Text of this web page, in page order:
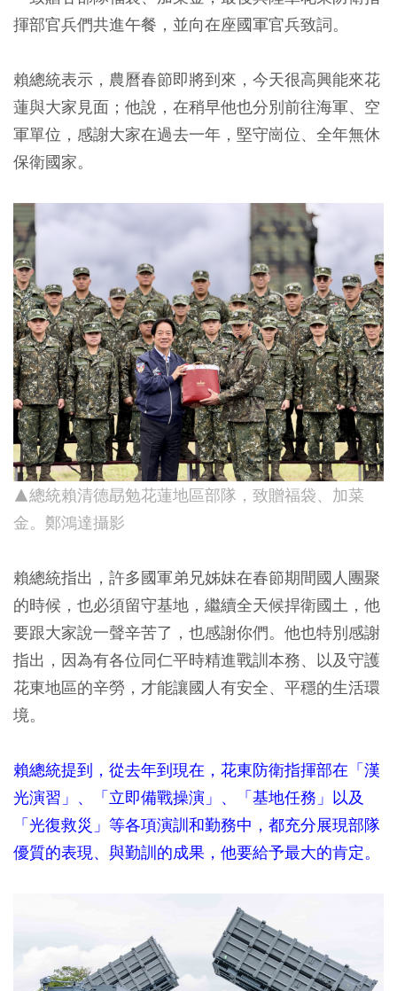
揮部官兵們共進午餐，並向在座國軍官兵致詞。
賴總統表示，農曆春節即將到來，今天很高興能來花
蓮與大家見面；他說，在稍早他也分別前往海軍、空
軍單位，感謝大家在過去一年，堅守崗位、全年無休
保衛國家。
▲總統賴清德勗勉花蓮地區部隊，致贈福袋、加菜
金。鄭鴻達攝影
賴總統指出，許多國軍弟兄姊妹在春節期間國人團聚
的時候，也必須留守基地，繼續全天候捍衛國土，他
要跟大家說一聲辛苦了，也感謝你們。他也特別感謝
指出，因為有各位同仁平時精進戰訓本務、以及守護
花東地區的辛勞，才能讓國人有安全、平穩的生活環
境。
賴總統提到，從去年到現在，花東防衛指揮部在「漢
光演習」、「立即備戰操演」、「基地任務」以及
「光復救災」等各項演訓和勤務中，都充分展現部隊
優質的表現、與勤訓的成果，他要給予最大的肯定。